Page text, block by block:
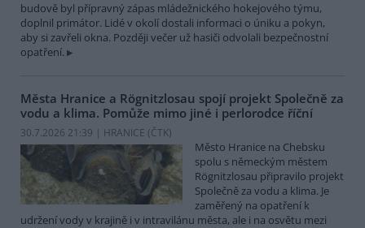
budově byl přípravný zápas mládežnického hokejového týmu,
doplnil primátor. Lidé v okolí dostali informaci o úniku a pokyn,
aby si zavřeli okna. Později večer už hasiči odvolali bezpečnostní
opatření.
Města Hranice a Rögnitzlosau spojí projekt Společně za
vodu a klima. Pomůže mimo jiné i perlorodce říční
30.7.2026 21:39 | HRANICE (ČTK)
Město Hranice na Chebsku
spolu s německým městem
Rögnitzlosau připravilo projekt
Společně za vodu a klima. Je
zaměřený na opatření k
udržení vody v krajině i v intravilánu města, ale i na osvětu mezi